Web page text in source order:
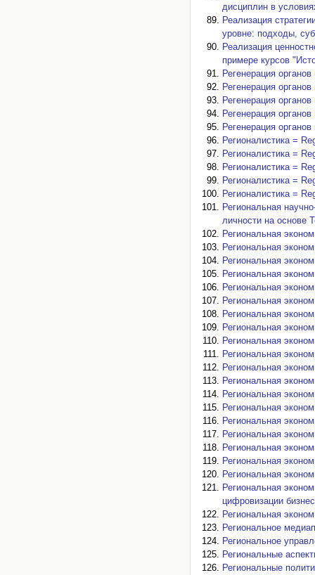
дисциплин в
Реализация
уровне: подходы,
Реализация
примере курсов
Регенерация
Регенерация
Регенерация
Регенерация
Регенерация
Регионалистика =
Регионалистика =
Регионалистика =
Регионалистика =
Регионалистика =
Региональная
личности на основе
Региональная
Региональная
Региональная
Региональная
Региональная
Региональная
Региональная
Региональная
Региональная
Региональная
Региональная
Региональная
Региональная
Региональная
Региональная
Региональная
Региональная
Региональная
Региональная
Региональная
цифровизации
Региональная
Региональное
Региональное
Региональные
Региональные